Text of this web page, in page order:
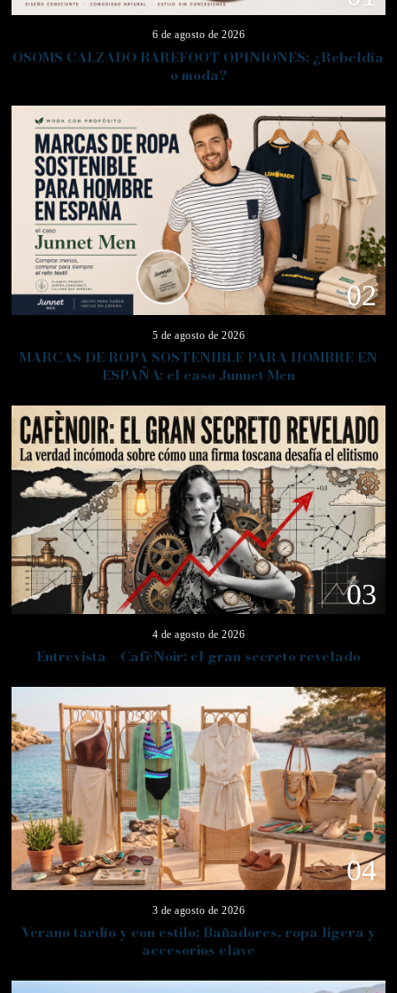
6 de agosto de 2026
OSOMS CALZADO BAREFOOT OPINIONES: ¿Rebeldía
o moda?
02
5 de agosto de 2026
MARCAS DE ROPA SOSTENIBLE PARA HOMBRE EN
ESPAÑA: el caso Junnet Men
03
4 de agosto de 2026
Entrevista – CafèNoir: el gran secreto revelado
04
3 de agosto de 2026
Verano tardío y con estilo: Bañadores, ropa ligera y
accesorios clave